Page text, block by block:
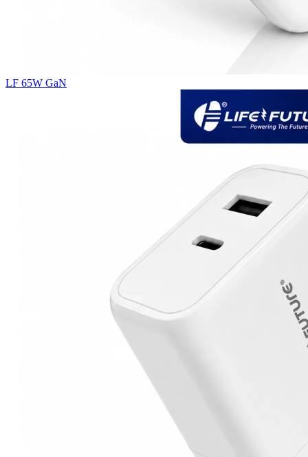
LF 65W GaN